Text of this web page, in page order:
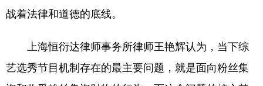
战着法律和道德的底线。
上海恒衍达律师事务所律师王艳辉认为，当下综
艺选秀节目机制存在的最主要问题，就是面向粉丝集